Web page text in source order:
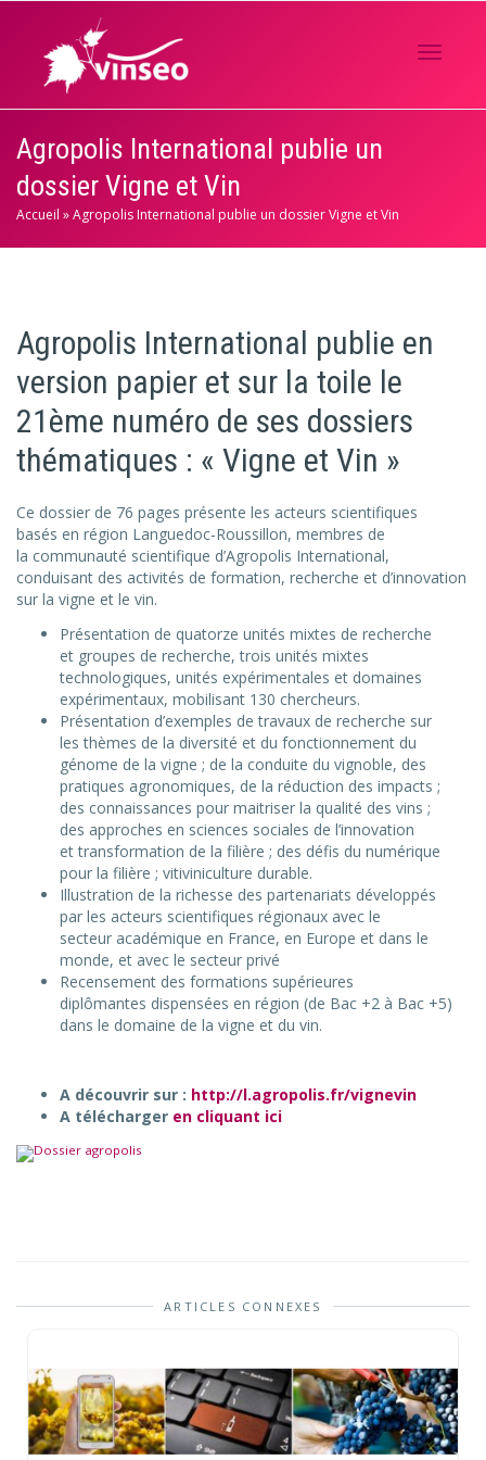
Agropolis International publie un
dossier Vigne et Vin
Accueil »Agropolis International publie un dossier Vigne et Vin
Agropolis International publie en
version papier et sur la toile le
21ème numéro de ses dossiers
thématiques : « Vigne et Vin »
Ce dossier de 76 pages présente les acteurs scientifiques
basés en région Languedoc-Roussillon, membres de
la communauté scientifique d’Agropolis International,
conduisant des activités de formation, recherche et d’innovation
sur la vigne et le vin.
Présentation de quatorze unités mixtes de recherche
et groupes de recherche, trois unités mixtes
technologiques, unités expérimentales et domaines
expérimentaux, mobilisant 130 chercheurs.
Présentation d’exemples de travaux de recherche sur
les thèmes de la diversité et du fonctionnement du
génome de la vigne ; de la conduite du vignoble, des
pratiques agronomiques, de la réduction des impacts ;
des connaissances pour maitriser la qualité des vins ;
des approches en sciences sociales de l’innovation
et transformation de la filière ; des défis du numérique
pour la filière ; vitiviniculture durable.
Illustration de la richesse des partenariats développés
par les acteurs scientifiques régionaux avec le
secteur académique en France, en Europe et dans le
monde, et avec le secteur privé
Recensement des formations supérieures
diplômantes dispensées en région (de Bac +2 à Bac +5)
dans le domaine de la vigne et du vin.
A découvrir sur : http://l.agropolis.fr/vignevin
A télécharger en cliquant ici
ARTICLES CONNEXES